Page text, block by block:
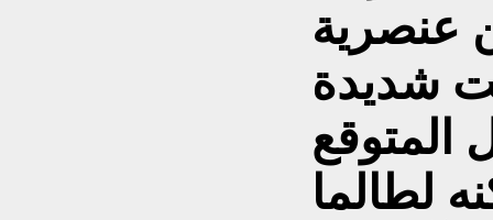
عنصرية
شديدة
المتوقع
لطالما